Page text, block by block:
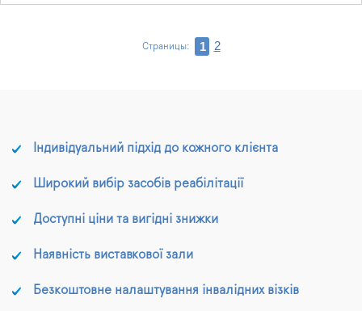
Страницы: 1 2
Індивідуальний підхід до кожного клієнта
Широкий вибір засобів реабілітації
Доступні ціни та вигідні знижки
Наявність виставкової зали
Безкоштовне налаштування інвалідних візків